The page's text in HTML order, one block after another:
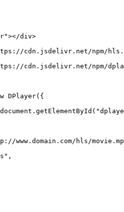
></div>
cdn.jsdelivr.net/npm/
cdn.jsdelivr.net/npm/
DPlayer({
getElementById (
www.domain.com/hls/
,